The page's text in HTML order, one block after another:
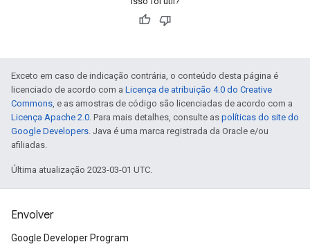
Exceto em caso de indicação contrária, o conteúdo desta página é
licenciado de acordo com a Licença de atribuição 4.0 do Creative
Commons, e as amostras de código são licenciadas de acordo com a
Licença Apache 2.0. Para mais detalhes, consulte as políticas do site do
Google Developers. Java é uma marca registrada da Oracle e/ou
afiliadas.
Última atualização 2023-03-01 UTC.
Envolver
Google Developer Program